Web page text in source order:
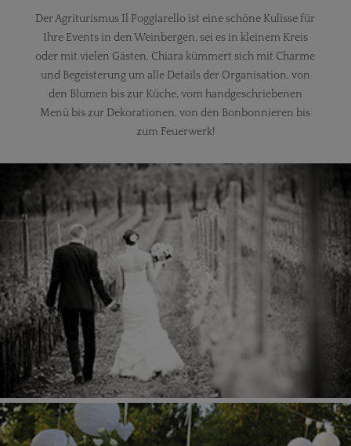
Der Agriturismus Il Poggiarello ist eine schöne Kulisse für
Ihre Events in den Weinbergen, sei es in kleinem Kreis
oder mit vielen Gästen. Chiara kümmert sich mit Charme
und Begeisterung um alle Details der Organisation, von
den Blumen bis zur Küche, vom handgeschriebenen
Menü bis zur Dekorationen, von den Bonbonnieren bis
zum Feuerwerk!